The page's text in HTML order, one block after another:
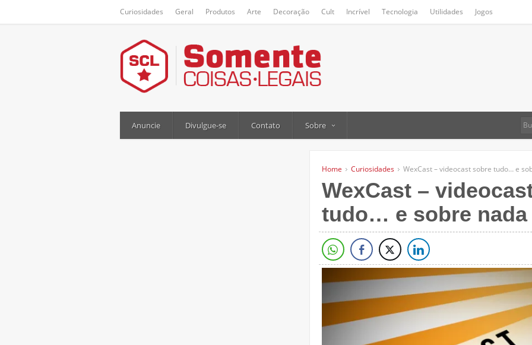
Curiosidades Geral Produtos Arte Decoração Cult Incrível Tecnologia Utilidades Jogos
Anuncie Divulgue-se Contato Sobre
Home Curiosidades WexCast – videocast sobre tudo… e
WexCast –
tudo… e sobre nada